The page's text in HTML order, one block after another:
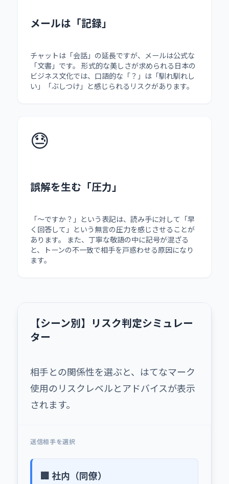
メールは「記録」
チャットは「会話」の延長ですが、メールは公式な
「文書」です。 形式的な美しさが求められる日本の
ビジネス文化では、口語的な「？」は「馴れ馴れし
い」「ぶしつけ」と感じられるリスクがあります。
😓
誤解を生む「圧力」
「〜ですか？」という表記は、読み手に対して「早
く回答して」という無言の圧力を感じさせることが
あります。 また、丁寧な敬語の中に記号が混ざる
と、トーンの不一致で相手を戸惑わせる原因になり
ます。
【シーン別】リスク判定シミュレー
ター
相手との関係性を選ぶと、はてなマーク
使用のリスクレベルとアドバイスが表示
されます。
送信相手を選択
🏢 社内（同僚）